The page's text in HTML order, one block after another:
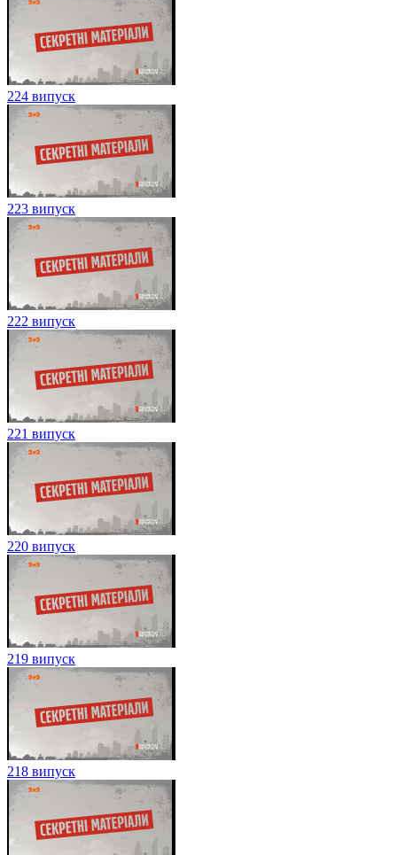
224 випуск
223 випуск
222 випуск
221 випуск
220 випуск
219 випуск
218 випуск